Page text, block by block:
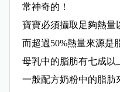
常神奇的！
寶寶必須攝取足夠熱量
而超過50%熱量來源是
母乳中的脂肪有七成以
一般配方奶粉中的脂肪